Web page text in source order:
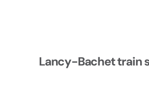
Lancy-Bachet train